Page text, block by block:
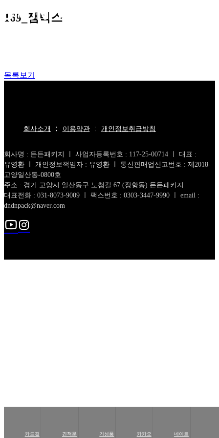
169_잼박스
목록보기
카드결 견적문 기성품 카카오 네이트
회사소개 이용약관 개인정보취급방침
회사명 : 든든패키지 ㅣ 사업자등록번호 : 117-25-00714 ㅣ 대표 :
유영환 ㅣ 개인정보책임자 : 유영환 ㅣ 통신판매업신고번호 : 제2018-
고양일산동-0800호
주소 : 경기 고양시 일산동구 노첨길 67 (장항동) 든든패키지
대표전화 : 031-8073-9009 ㅣ 팩스번호 : 0303-3447-9990 ㅣ email :
dndnpack@naver.com